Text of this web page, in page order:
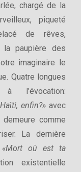
chargé de la
piqueté
de rêves,
la paupière des
imaginaire le
Quatre longues
l’évocation:
enfin?» avec
comme
La dernière
«Mort où est ta
existentielle